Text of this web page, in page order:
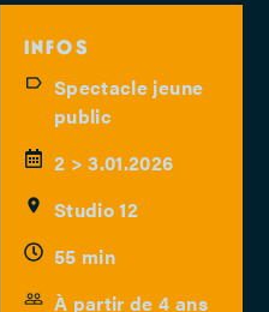
INFOS
Spectacle jeune
public
2 > 3.01.2026
Studio 12
55 min
À partir de 4 ans